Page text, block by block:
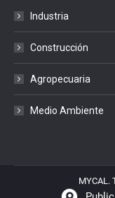
Industria
Construcción
Agropecuaria
Medio Ambiente
MYCAL.